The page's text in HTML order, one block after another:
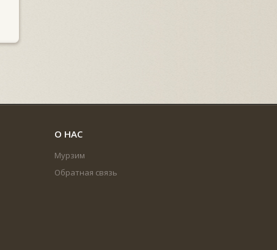
О НАС
Мурзим
Обратная связь